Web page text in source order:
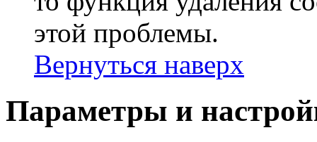
этой проблемы.
Вернуться наверх
Параметры и